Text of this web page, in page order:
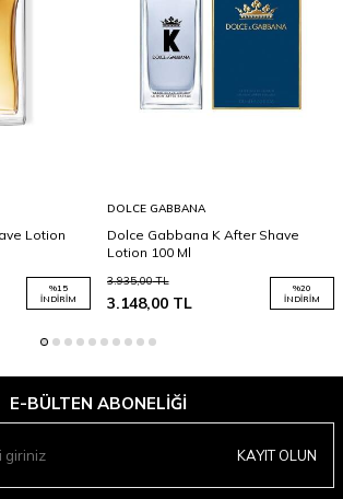
Lotion
%15
İNDIRIM
DOLCE GABBANA
Dolce Gabbana K After Shave
Lotion 100 Ml
3.935,00TL
3.148,00TL
%20
İNDIRIM
E-BÜLTEN ABONELIĞI
KAYIT OLUN